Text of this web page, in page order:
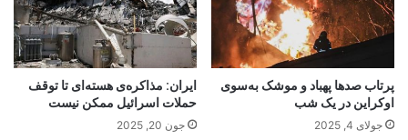
پرتاب صدها پهباد و موشک به‌سوی
اوکراین در یک شب
جولای 4, 2025
ایران: مذاکره‌ی هسته‌ای تا توقف
حملات اسرائیل ممکن نیست
جون 20, 2025